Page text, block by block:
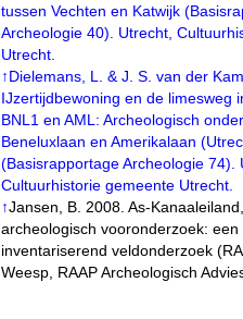
tussen Vechten en Katwijk
Archeologie 40). Utrecht,
Utrecht.
↑Dielemans, L. & J. S. van der
IJzertijdbewoning en de limesweg
BNL1 en AML: Archeologisch
Beneluxlaan en Amerikalaan
(Basisrapportage Archeologie 74).
Cultuurhistorie gemeente Utrecht.
↑Jansen, B. 2008. As-
archeologisch vooronderzoek:
inventariserend veldonderzoek
Weesp, RAAP Archeologisch